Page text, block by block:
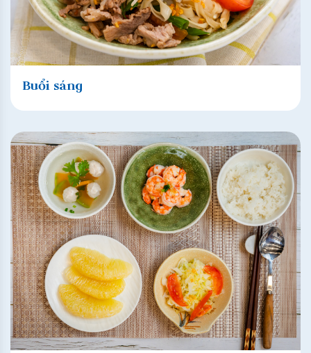
Buổi sáng